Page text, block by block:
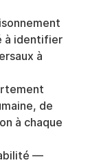
à identifier
à
de
à chaque
—